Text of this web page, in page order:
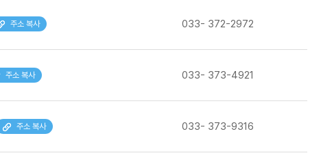
주소 복사 033- 372-2972
주소 복사 033- 373-4921
주소 복사 033- 373-9316